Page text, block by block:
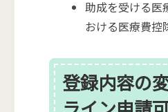
助成を受ける医
おける医療費控
登録内容の